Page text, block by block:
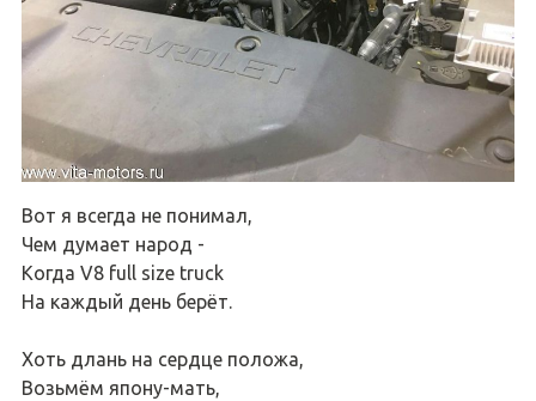
Вот я всегда не понимал,
Чем думает народ -
Когда V8 full size truck
На каждый день берёт.
Хоть длань на сердце положа,
Возьмём япону-мать,